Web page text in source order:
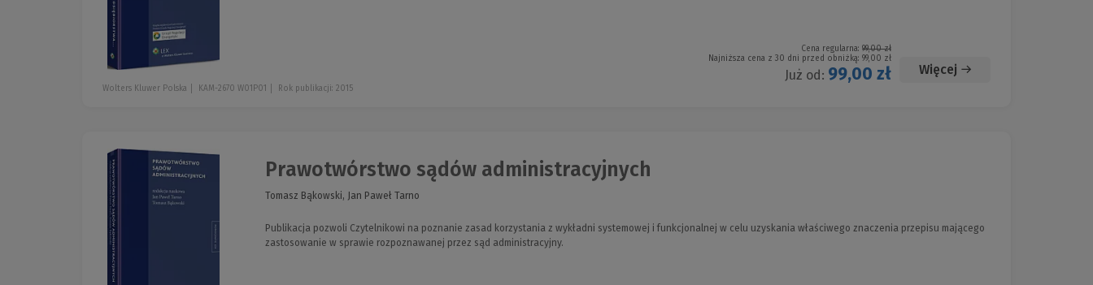
Cena regularna: 99,00 zł
Najniższa cena z 30 dni przed obniżką: 99,00 zł
Już od: 99,00 zł Więcej
Wolters Kluwer Polska KAM-2670 W01P01 Rok publikacji: 2015
Prawotwórstwo sądów administracyjnych
Tomasz Bąkowski, Jan Paweł Tarno
Publikacja pozwoli Czytelnikowi na poznanie zasad korzystania z wykładni systemowej i funkcjonalnej w celu uzyskania właściwego znaczenia przepisu mającego
zastosowanie w sprawie rozpoznawanej przez sąd administracyjny.